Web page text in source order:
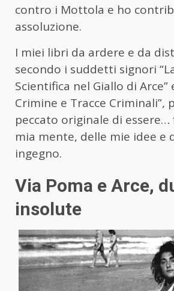
contro i Mottola e ho
assoluzione.
I miei libri da ardere e da
secondo i suddetti signori
Scientifica nel Giallo di Arce”
Crimine e Tracce Criminali”,
peccato originale di
mia mente, delle mie idee e
ingegno.
Via Poma e Arce,
insolute